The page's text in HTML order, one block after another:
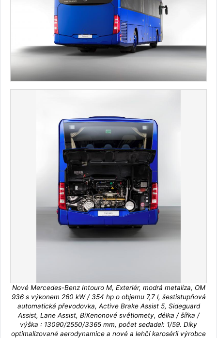
Nové Mercedes-Benz Intouro M, Exteriér, modrá metalíza, OM
936 s výkonem 260 kW / 354 hp o objemu 7,7 l, šestistupňová
automatická převodovka, Active Brake Assist 5, Sideguard
Assist, Lane Assist, BiXenonové světlomety, délka / šířka /
výška : 13090/2550/3365 mm, počet sedadel: 1/59. Díky
optimalizované aerodynamice a nové a lehčí karosérii výrobce